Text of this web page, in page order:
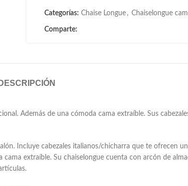
Categorías: Chaise Longue , Chaiselongue
Comparte:
DESCRIPCIÓN
Además de una cómoda cama extraíble. Sus
Incluye cabezales italianos/chicharra que te ofrecen
extraíble. Su chaiselongue cuenta con arcón de